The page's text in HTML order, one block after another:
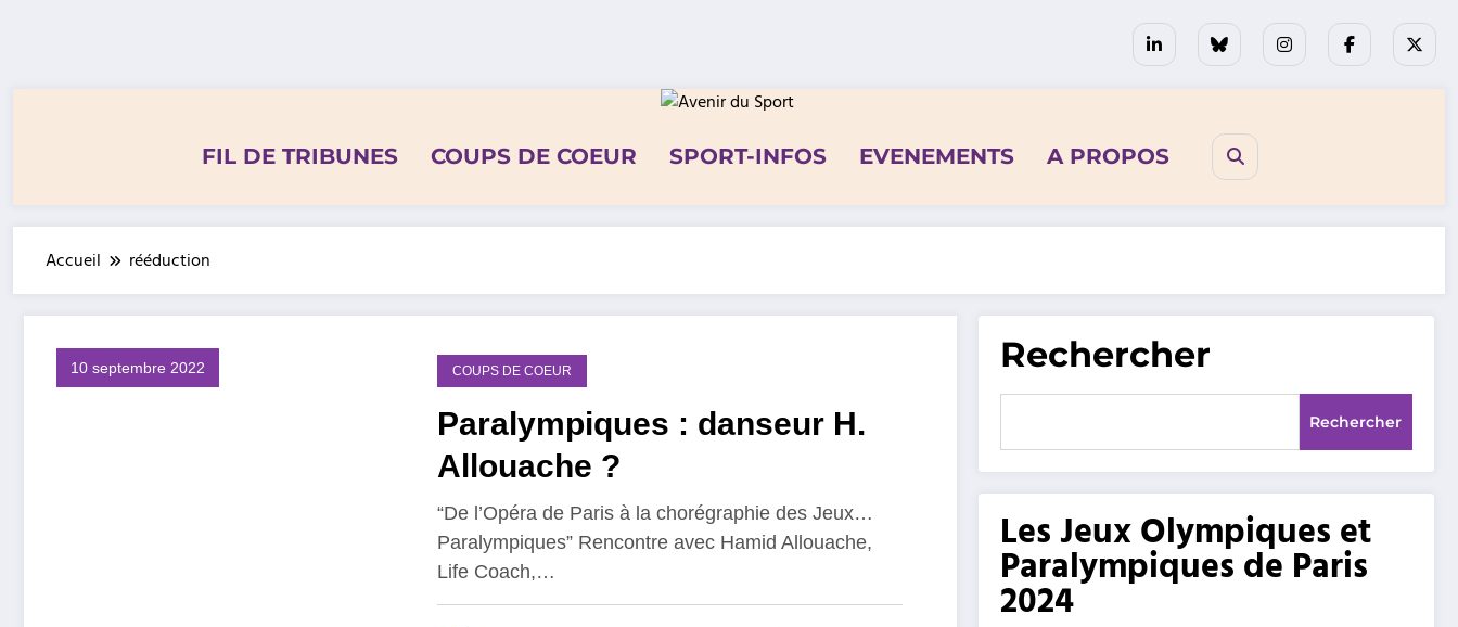
FIL DE TRIBUNES COUPS DE COEUR SPORT-INFOS EVENEMENTS A PROPOS
Accueil rééduction
10 septembre 2022 COUPS DE COEUR
Paralympiques : danseur H.
Allouache ?
“De l’Opéra de Paris à la chorégraphie des Jeux…
Paralympiques” Rencontre avec Hamid Allouache,
Life Coach,…
Rechercher
Rechercher
Les Jeux Olympiques et
Paralympiques de Paris
2024